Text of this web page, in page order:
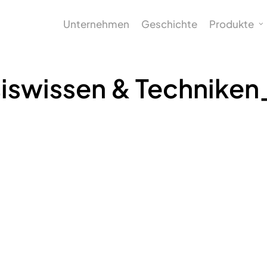
Unternehmen Geschichte Produkte
&